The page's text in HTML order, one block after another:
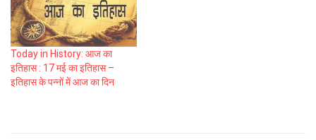
Today in History: आज का
इतिहास : 17 मई का इतिहास –
इतिहास के पन्नों में आज का दिन